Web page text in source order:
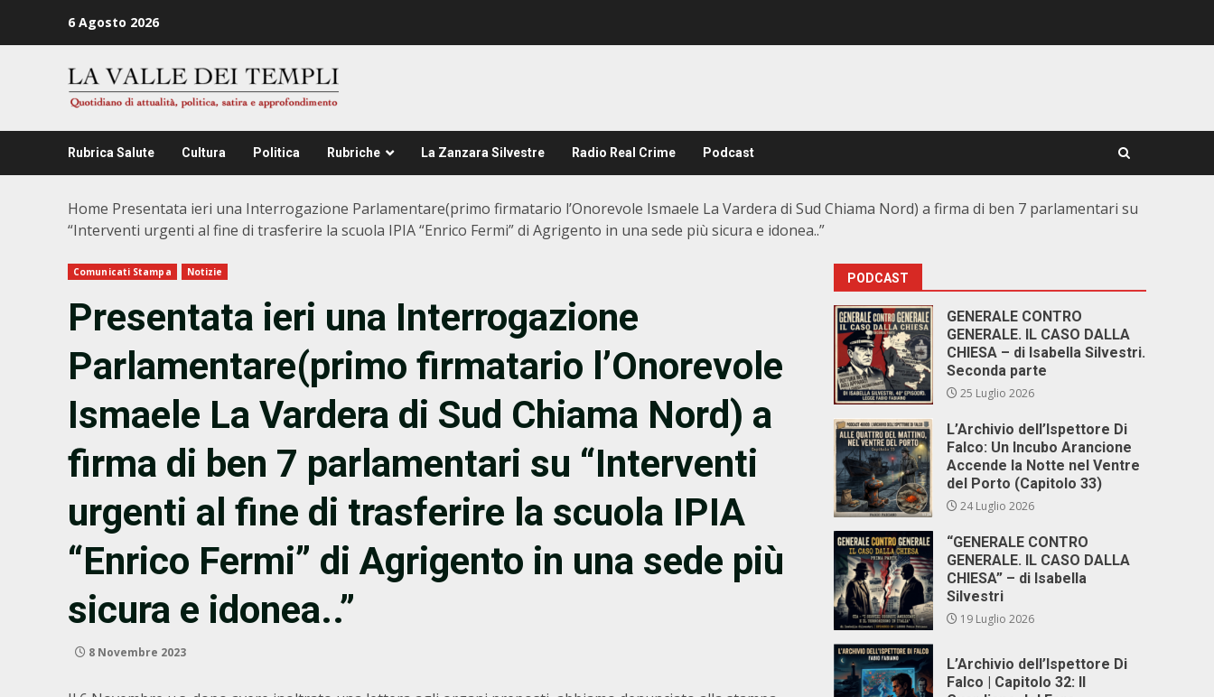
6 Agosto 2026
Rubrica Salute Cultura Politica Rubriche La Zanzara Silvestre Radio Real Crime Podcast
Home Presentata ieri una Interrogazione Parlamentare(primo firmatario l’Onorevole Ismaele La Vardera di Sud Chiama Nord) a firma di ben 7 parlamentari su
“Interventi urgenti al fine di trasferire la scuola IPIA “Enrico Fermi” di Agrigento in una sede più sicura e idonea..”
Comunicati Stampa Notizie
Presentata ieri una Interrogazione
Parlamentare(primo firmatario l’Onorevole
Ismaele La Vardera di Sud Chiama Nord) a
firma di ben 7 parlamentari su “Interventi
urgenti al fine di trasferire la scuola IPIA
“Enrico Fermi” di Agrigento in una sede più
sicura e idonea..”
8 Novembre 2023
PODCAST
GENERALE CONTRO
GENERALE. IL CASO DALLA
CHIESA – di Isabella Silvestri.
Seconda parte
25 Luglio 2026
L’Archivio dell’Ispettore Di
Falco: Un Incubo Arancione
Accende la Notte nel Ventre
del Porto (Capitolo 33)
24 Luglio 2026
“GENERALE CONTRO
GENERALE. IL CASO DALLA
CHIESA” – di Isabella
Silvestri
19 Luglio 2026
L’Archivio dell’Ispettore Di
Falco | Capitolo 32: Il